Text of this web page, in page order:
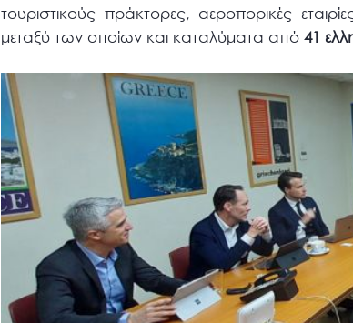
τουριστικούς πράκτορες, αεροπορικές
μεταξύ των οποίων και καταλύματα από41